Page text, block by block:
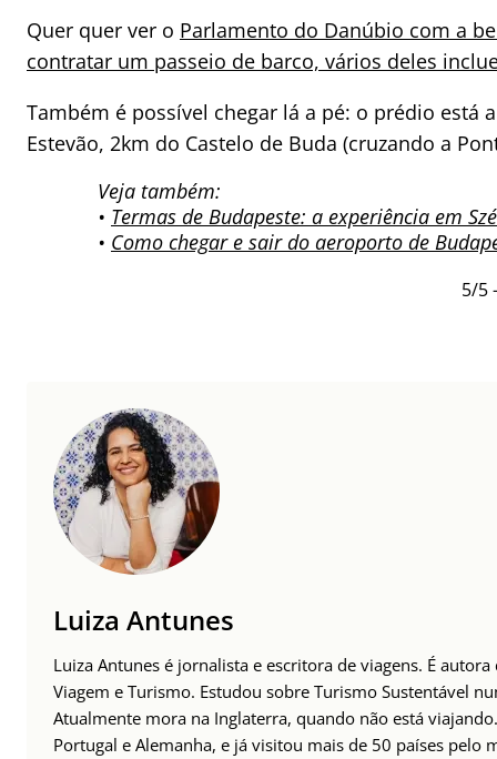
Quer quer ver o Parlamento do Danúbio com a
contratar um passeio de barco, vários deles
Também é possível chegar lá a pé: o prédio está
Estevão, 2km do Castelo de Buda (cruzando a
Veja também:
• Termas de Budapeste: a experiência em
• Como chegar e sair do aeroporto de
5/5
Luiza Antunes
Luiza Antunes é jornalista e escritora de viagens. É
Viagem e Turismo. Estudou sobre Turismo Sustentável
Atualmente mora na Inglaterra, quando não está
Portugal e Alemanha, e já visitou mais de 50 países pelo